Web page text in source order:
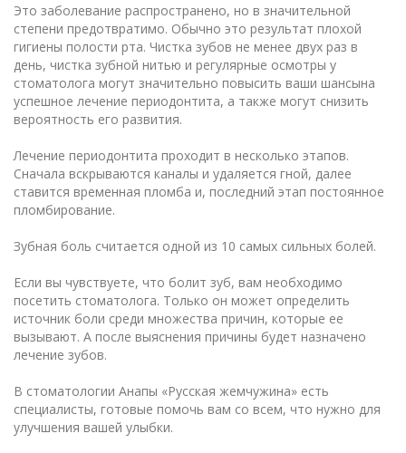
Это заболевание распространено, но в значительной
степени предотвратимо. Обычно это результат плохой
гигиены полости рта. Чистка зубов не менее двух раз в
день, чистка зубной нитью и регулярные осмотры у
стоматолога могут значительно повысить ваши шансына
успешное лечение периодонтита, а также могут снизить
вероятность его развития.
Лечение периодонтита проходит в несколько этапов.
Сначала вскрываются каналы и удаляется гной, далее
ставится временная пломба и, последний этап постоянное
пломбирование.
Зубная боль считается одной из 10 самых сильных болей.
Если вы чувствуете, что болит зуб, вам необходимо
посетить стоматолога. Только он может определить
источник боли среди множества причин, которые ее
вызывают. А после выяснения причины будет назначено
лечение зубов.
В стоматологии Анапы «Русская жемчужина» есть
специалисты, готовые помочь вам со всем, что нужно для
улучшения вашей улыбки.